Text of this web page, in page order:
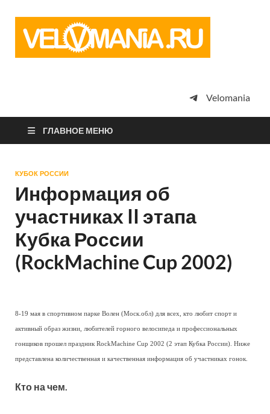
просто
Velomania
ГЛАВНОЕ МЕНЮ
КУБОК РОССИИ
Информация об
участниках II этапа
Кубка России
(RockMachine Cup 2002)
8-19 мая в спортивном парке Волен (Моск.обл) для всех, кто любит спорт и
активный образ жизни, любителей горного велосипеда и профессиональных
гонщиков прошел праздник RockMachine Cup 2002 (2 этап Кубка России). Ниже
представлена количественная и качественная информация об участниках гонок.
Кто на чем.